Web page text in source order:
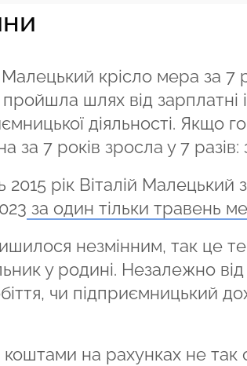
крісло мера за 7
шлях від зарплатні
діяльності. Якщо
за 7 років зросла у 7 разів:
2015 рік Віталій Малецький
за один тільки травень
незмінним, так це
у родині. Незалежно
чи підприємницький
коштами на рахунках не